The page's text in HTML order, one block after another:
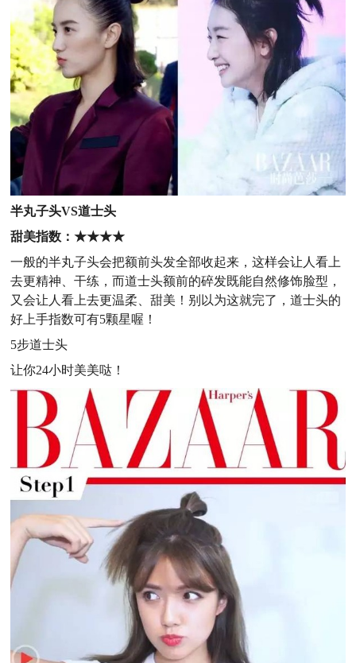
半丸子头VS道士头
甜美指数：★★★★
一般的半丸子头会把额前头发全部收起来，这样会让人看上
去更精神、干练，而道士头额前的碎发既能自然修饰脸型，
又会让人看上去更温柔、甜美！别以为这就完了，道士头的
好上手指数可有5颗星喔！
5步道士头
让你24小时美美哒！